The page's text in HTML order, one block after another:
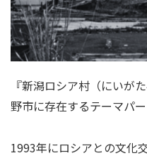
『新潟ロシア村（にいが
野市に存在するテーマパー
1993年にロシアとの文化